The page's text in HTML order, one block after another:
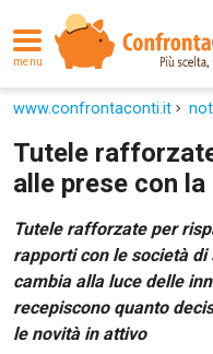
menu
www.confrontaconti.it
Tutele
alle prese con
Tutele rafforzate per
rapporti con le società
cambia alla luce delle
recepiscono quanto
le novità in attivo